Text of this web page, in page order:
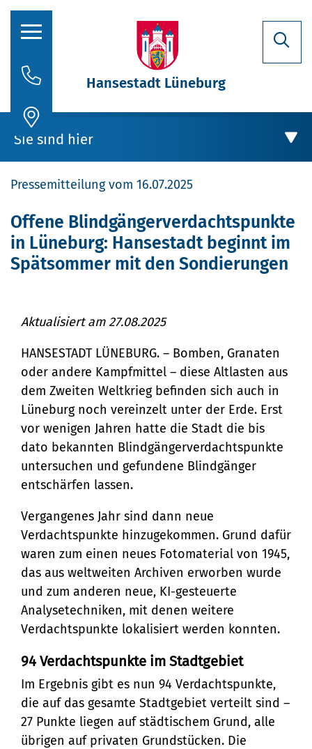
Aktuelles
Stadtporträt
Oberbürgermeisterin
Politik
Verwaltung
Bürgerservice
Bürgeramt
Online-Dienste
Rückrufformular
Sag's uns einfach
Klimaschutz und Umwelt
Klimaschutz
Klimaanpassung
Grünes Lüneburg
Nachhaltigkeit
Bauen und Mobilität
Stadtentwicklung
Straßen- und
Brückenbau
Denkmalschutz
Mobilität
Sanierungsgebiete
Wohnen
Kultur und Freizeit
Kulturhäuser und
Bibliotheken
Kulturreferat
Sport
Stadtarchiv
Tourismus
Veranstaltungskalender
(Metropolregion HH)
Gesellschaft, Soziales und
Bildung
Bildung
Soziales
Familie und Betreuung
Stadtteilarbeit
Bürger:innenbeteiligung
Ehrenamt
Sicherheit und Ordnung
Ordnungsamt
Schiedsamt
Ortsrecht
Straßenreinigung und
Winterdienst
Telefon:
04131 - 309-0
E-Mail:
stadt@stadt.lueneburg.de
Hansestadt Lüneburg
Sie sind hier
Rathaus
Aktuelles
Lüneburg: Hansestadt beginnt im
Pressemitteilung vom 16.07.2025
Offene Blindgängerverdachtspunkte
in Lüneburg: Hansestadt beginnt im
Spätsommer mit den Sondierungen
Aktualisiert am 27.08.2025
HANSESTADT LÜNEBURG. – Bomben, Granaten
oder andere Kampfmittel – diese Altlasten aus
dem Zweiten Weltkrieg befinden sich auch in
Lüneburg noch vereinzelt unter der Erde. Erst
vor wenigen Jahren hatte die Stadt die bis
dato bekannten Blindgängerverdachtspunkte
untersuchen und gefundene Blindgänger
entschärfen lassen.
Vergangenes Jahr sind dann neue
Verdachtspunkte hinzugekommen. Grund dafür
waren zum einen neues Fotomaterial von 1945,
das aus weltweiten Archiven erworben wurde
und zum anderen neue, KI-gesteuerte
Analysetechniken, mit denen weitere
Verdachtspunkte lokalisiert werden konnten.
94 Verdachtspunkte im Stadtgebiet
Im Ergebnis gibt es nun 94 Verdachtspunkte,
die auf das gesamte Stadtgebiet verteilt sind –
27 Punkte liegen auf städtischem Grund, alle
übrigen auf privaten Grundstücken. Die